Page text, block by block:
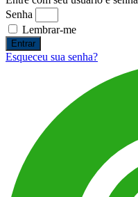
Senha
Lembrar-me
Entrar
Esqueceu sua senha?